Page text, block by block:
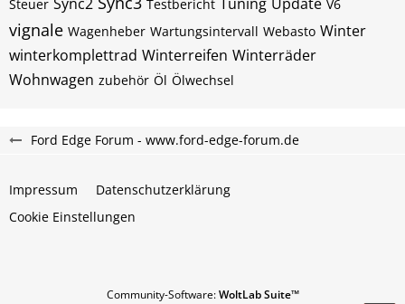
Steuer Testbericht V6
vignale Wagenheber Wartungsintervall Webasto Winter
winterkomplettrad Winterreifen Winterräder
Wohnwagen zubehör Öl Ölwechsel
Ford Edge Forum - www.ford-edge-forum.de
Impressum
Datenschutzerklärung
Cookie Einstellungen
Community-Software:WoltLab Suite™